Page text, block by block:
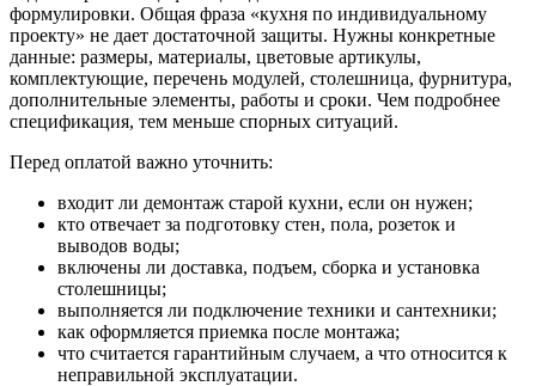
формулировки. Общая фраза «кухня по индивидуальному
проекту» не дает достаточной защиты. Нужны конкретные
данные: размеры, материалы, цветовые артикулы,
комплектующие, перечень модулей, столешница, фурнитура,
дополнительные элементы, работы и сроки. Чем подробнее
спецификация, тем меньше спорных ситуаций.
Перед оплатой важно уточнить:
входит ли демонтаж старой кухни, если он нужен;
кто отвечает за подготовку стен, пола, розеток и
выводов воды;
включены ли доставка, подъем, сборка и установка
столешницы;
выполняется ли подключение техники и сантехники;
как оформляется приемка после монтажа;
что считается гарантийным случаем, а что относится к
неправильной эксплуатации.